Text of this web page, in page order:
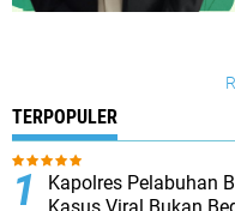
TERPOPULER
Kapolres Pelabuhan
Kasus Viral Bukan